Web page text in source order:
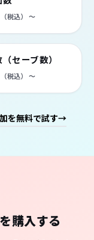
（税込）〜